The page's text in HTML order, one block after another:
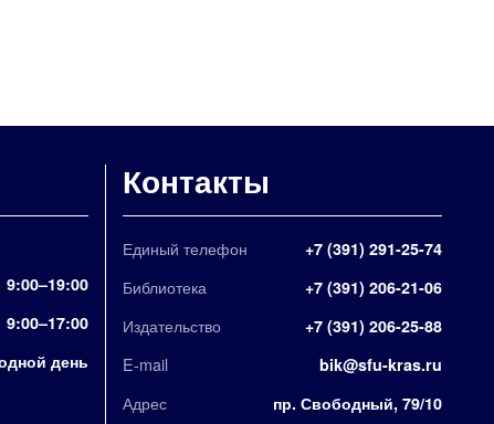
9:00–19:00
9:00–17:00
день
Контакты
Единый телефон +7 (391) 291-25-74
Библиотека +7 (391) 206-21-06
Издательство +7 (391) 206-25-88
E-mail bik@sfu-kras.ru
Адрес пр. Свободный, 79/10